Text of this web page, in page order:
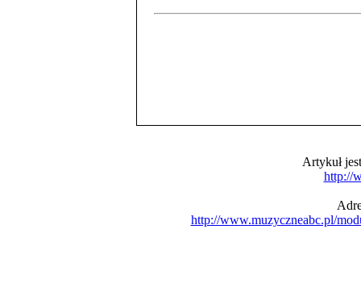
Artykuł
http://
http://www.muzyczneabc.pl/